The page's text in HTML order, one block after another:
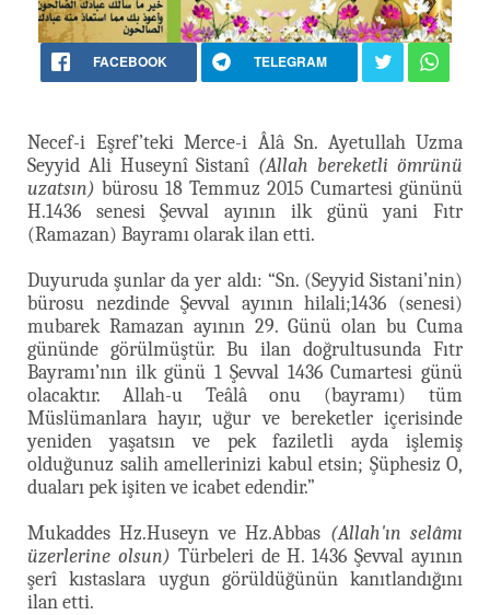
FACEBOOK TELEGRAM
Necef-i Eşref’teki Merce-i Âlâ Sn. Ayetullah Uzma
Seyyid Ali Huseynî Sistanî (Allah bereketli ömrünü
uzatsın) bürosu 18 Temmuz 2015 Cumartesi gününü
H.1436 senesi Şevval ayının ilk günü yani Fıtr
(Ramazan) Bayramı olarak ilan etti.
Duyuruda şunlar da yer aldı: “Sn. (Seyyid Sistani’nin)
bürosu nezdinde Şevval ayının hilali;1436 (senesi)
mubarek Ramazan ayının 29. Günü olan bu Cuma
gününde görülmüştür. Bu ilan doğrultusunda Fıtr
Bayramı’nın ilk günü 1 Şevval 1436 Cumartesi günü
olacaktır. Allah-u Teâlâ onu (bayramı) tüm
Müslümanlara hayır, uğur ve bereketler içerisinde
yeniden yaşatsın ve pek faziletli ayda işlemiş
olduğunuz salih amellerinizi kabul etsin; Şüphesiz O,
duaları pek işiten ve icabet edendir.”
Mukaddes Hz.Huseyn ve Hz.Abbas (Allah'ın selâmı
üzerlerine olsun) Türbeleri de H. 1436 Şevval ayının
şerî kıstaslara uygun görüldüğünün kanıtlandığını
ilan etti.